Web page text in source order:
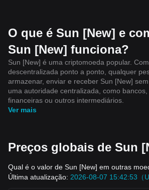
O que é Sun [New] e
Sun [New] funciona?
Sun [New] é uma criptomoeda popular.
descentralizada ponto a ponto, qualquer
armazenar, enviar e receber Sun [New]
uma autoridade centralizada, como
financeiras ou outros intermediários.
Ver mais
Preços globais de Sun
Qual é o valor de Sun [New] em outras
Última atualização: 2026-08-07 15:42:53（